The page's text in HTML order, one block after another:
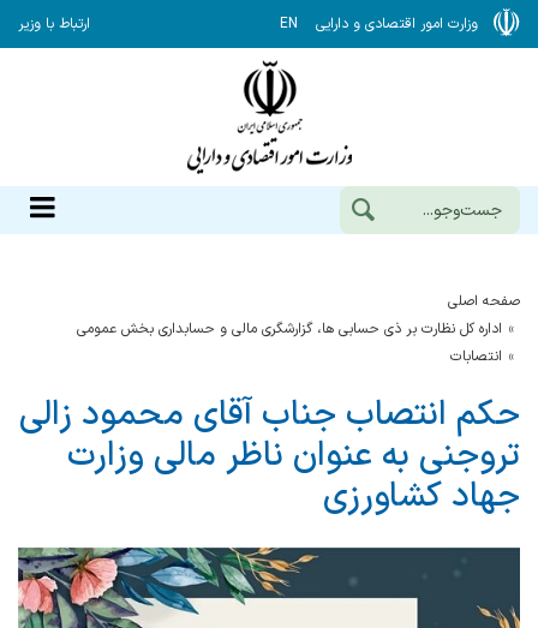
وزارت امور اقتصادی و دارایی EN ارتباط با وزیر
صفحه اصلی
اداره کل نظارت بر ذی حسابی ها، گزارشگری مالی و حسابداری بخش عمومی
انتصابات
حکم انتصاب جناب آقای محمود زالی
تروجنی به عنوان ناظر مالی وزارت
جهاد کشاورزی